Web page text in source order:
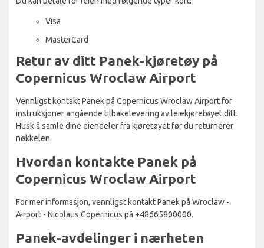
Visa
MasterCard
Retur av ditt Panek-kjøretøy på
Copernicus Wroclaw Airport
Vennligst kontakt Panek på Copernicus Wroclaw Airport for
instruksjoner angående tilbakelevering av leiekjøretøyet ditt.
Husk å samle dine eiendeler fra kjøretøyet før du returnerer
nøkkelen.
Hvordan kontakte Panek på
Copernicus Wroclaw Airport
For mer informasjon, vennligst kontakt Panek på Wroclaw -
Airport - Nicolaus Copernicus på +48665800000.
Panek-avdelinger i nærheten